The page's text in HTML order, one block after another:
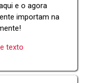
e o agora
importam na
texto